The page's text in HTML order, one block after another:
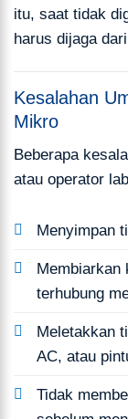
itu, saat tidak
harus dijaga
Kesalahan
Mikro
Beberapa
atau operator
Menyimpan
Membiarkan
terhubung
Meletakkan
AC, atau
Tidak